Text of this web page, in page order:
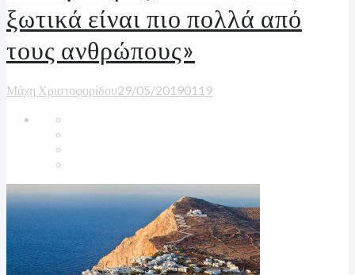
ξωτικά είναι πιο πολλά από
τους ανθρώπους»
Μάχη Χριστοφορίδου29/05/20190119